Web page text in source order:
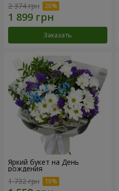
2 374 грн
Заказать
Яркий букет на День
рождения
1 732 грн